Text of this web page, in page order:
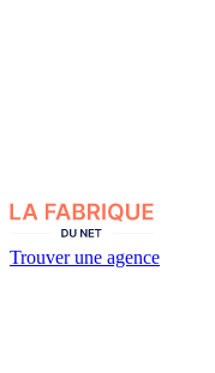
Trouver une agence